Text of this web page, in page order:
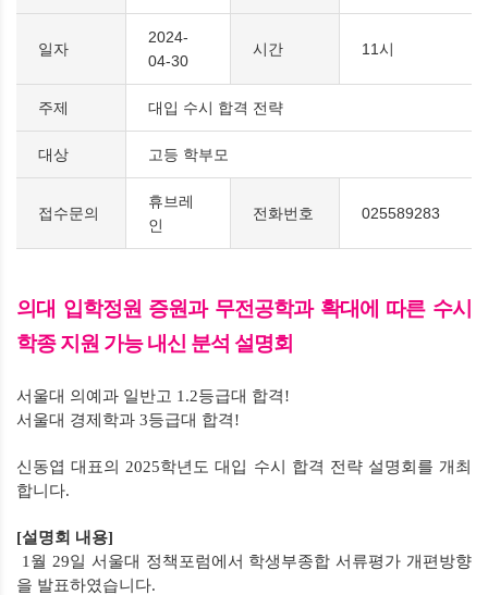
일자
2024-
04-30
시간 11시
주제 대입 수시 합격 전략
대상 고등 학부모
접수문의
휴브레
인
전화번호 025589283
의대 입학정원 증원과 무전공학과 확대에 따른 수시
학종 지원 가능 내신 분석 설명회
서울대 의예과 일반고 1.2등급대 합격!
서울대 경제학과 3등급대 합격!
신동엽 대표의 2025학년도 대입 수시 합격 전략 설명회를 개최
합니다.
[설명회 내용]
1 월 29일 서울대 정책포럼에서 학생부종합 서류평가 개편방향
을 발표하였습니다.